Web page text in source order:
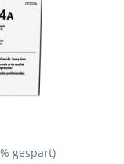
gespart)